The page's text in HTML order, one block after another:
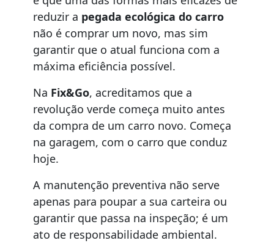
reduzir a pegada ecológica do carro
não é comprar um novo, mas sim
garantir que o atual funciona com a
máxima eficiência possível.
Na Fix&Go, acreditamos que a
revolução verde começa muito antes
da compra de um carro novo. Começa
na garagem, com o carro que conduz
hoje.
A manutenção preventiva não serve
apenas para poupar a sua carteira ou
garantir que passa na inspeção; é um
ato de responsabilidade ambiental.